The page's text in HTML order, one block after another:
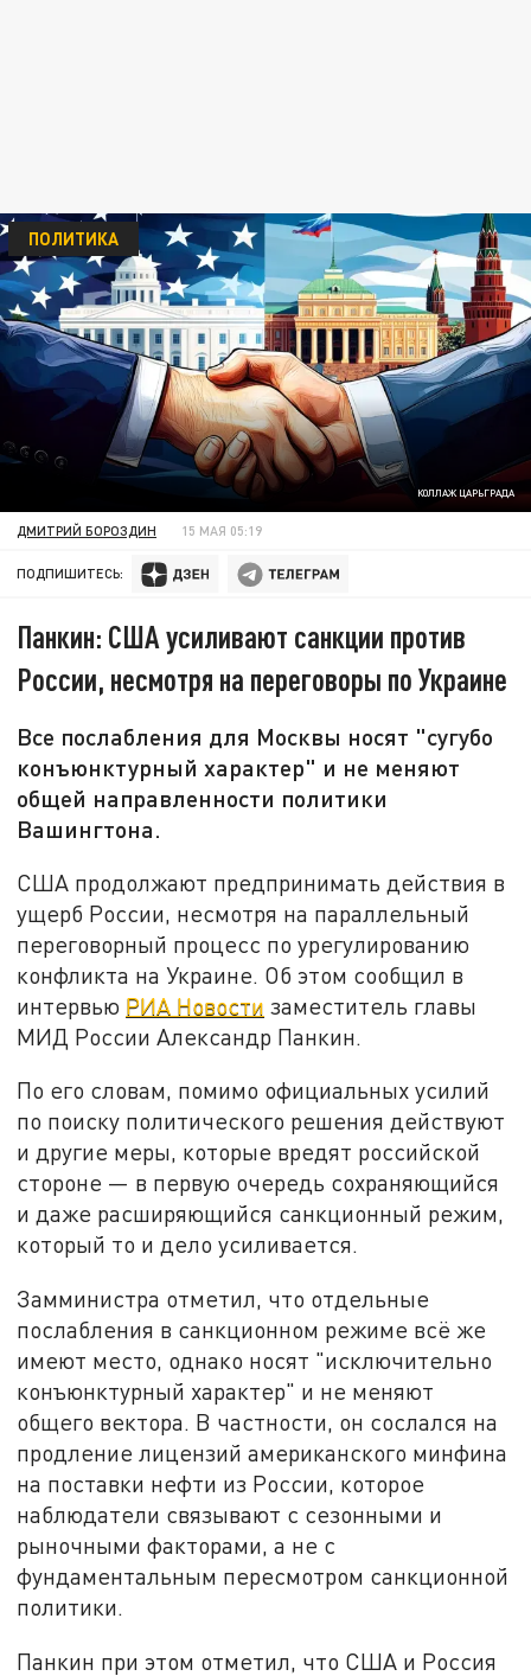
КОЛЛАЖ ЦАРЬГРАДА
ПОЛИТИКА
ДМИТРИЙ БОРОЗДИН 15 МАЯ 05:19
ПОДПИШИТЕСЬ:
Панкин: США усиливают санкции против
России, несмотря на переговоры по Украине
Все послабления для Москвы носят "сугубо
конъюнктурный характер" и не меняют
общей направленности политики
Вашингтона.
США продолжают предпринимать действия в
ущерб России, несмотря на параллельный
переговорный процесс по урегулированию
конфликта на Украине. Об этом сообщил в
интервью РИА Новости заместитель главы
МИД России Александр Панкин.
По его словам, помимо официальных усилий
по поиску политического решения действуют
и другие меры, которые вредят российской
стороне — в первую очередь сохраняющийся
и даже расширяющийся санкционный режим,
который то и дело усиливается.
Замминистра отметил, что отдельные
послабления в санкционном режиме всё же
имеют место, однако носят "исключительно
конъюнктурный характер" и не меняют
общего вектора. В частности, он сослался на
продление лицензий американского минфина
на поставки нефти из России, которое
наблюдатели связывают с сезонными и
рыночными факторами, а не с
фундаментальным пересмотром санкционной
политики.
Панкин при этом отметил, что США и Россия